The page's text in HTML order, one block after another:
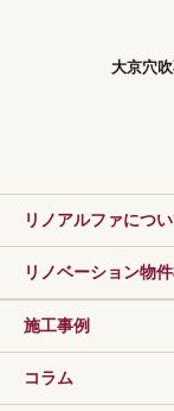
大京穴
リノアルファにつ
リノベーション物
施工事例
コラム